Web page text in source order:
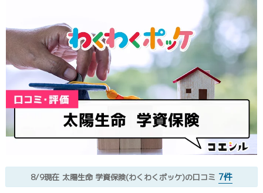
8/9現在 太陽生命 学資保険(わくわくポッケ)の口コミ 7件